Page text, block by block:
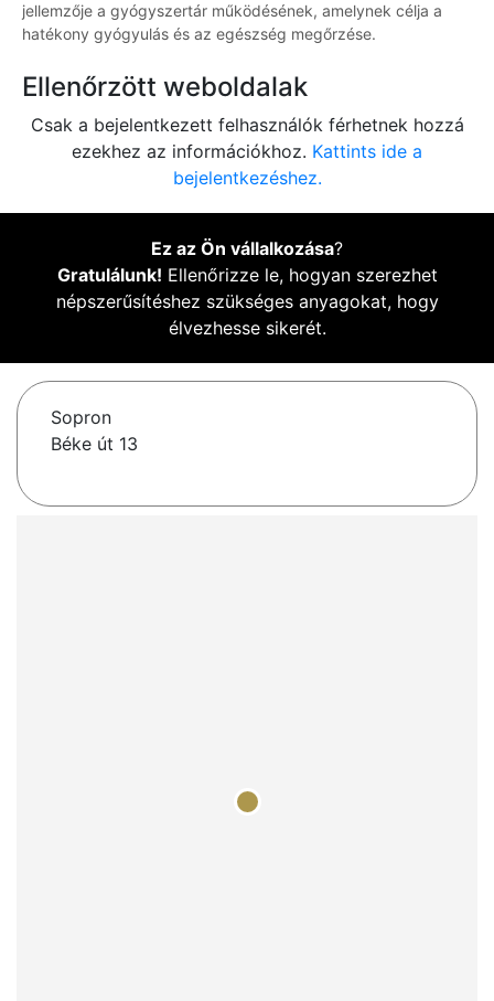
jellemzője a gyógyszertár működésének, amelynek célja a
hatékony gyógyulás és az egészség megőrzése.
Ellenőrzött weboldalak
Csak a bejelentkezett felhasználók férhetnek hozzá
ezekhez az információkhoz. Kattints ide a
bejelentkezéshez.
Ez az Ön vállalkozása?
Gratulálunk! Ellenőrizze le, hogyan szerezhet
népszerűsítéshez szükséges anyagokat, hogy
élvezhesse sikerét.
Sopron
Béke út 13